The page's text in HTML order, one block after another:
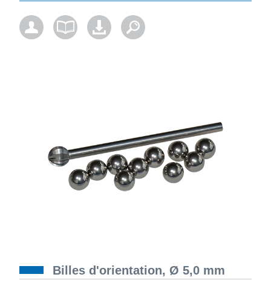
Billes d'orientation, Ø 5,0 mm